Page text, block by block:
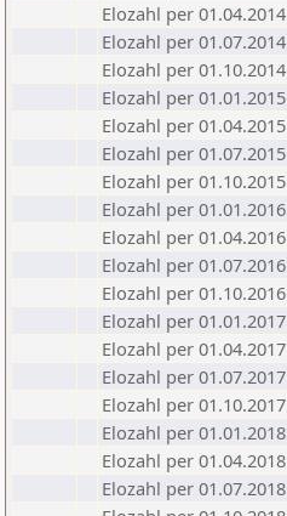
Elozahl per 01.04.2014
Elozahl per 01.07.2014
Elozahl per 01.10.2014
Elozahl per 01.01.2015
Elozahl per 01.04.2015
Elozahl per 01.07.2015
Elozahl per 01.10.2015
Elozahl per 01.01.2016
Elozahl per 01.04.2016
Elozahl per 01.07.2016
Elozahl per 01.10.2016
Elozahl per 01.01.2017
Elozahl per 01.04.2017
Elozahl per 01.07.2017
Elozahl per 01.10.2017
Elozahl per 01.01.2018
Elozahl per 01.04.2018
Elozahl per 01.07.2018